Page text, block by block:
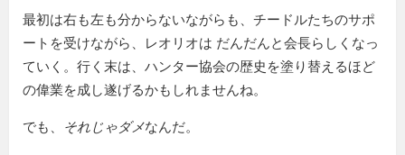
最初は右も左も分からないながらも、チードルたちのサポ
ートを受けながら、レオリオは だんだんと会長らしくなっ
ていく。行く末は、ハンター協会の歴史を塗り替えるほど
の偉業を成し遂げるかもしれませんね。
でも、 それじゃダメなんだ。